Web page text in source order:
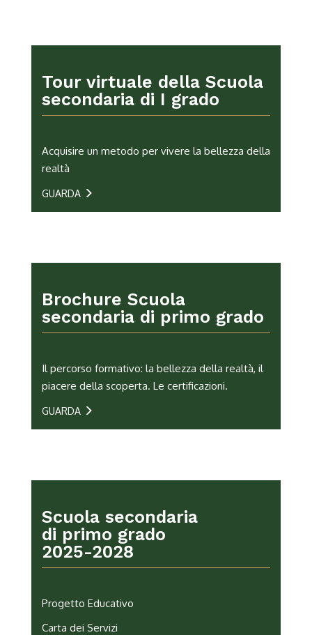
Tour virtuale della Scuola
secondaria di I grado
Acquisire un metodo per vivere la bellezza della
realtà
GUARDA
Brochure Scuola
secondaria di primo grado
Il percorso formativo: la bellezza della realtà, il
piacere della scoperta. Le certificazioni.
GUARDA
Scuola secondaria
di primo grado
2025-2028
Progetto Educativo
Carta dei Servizi